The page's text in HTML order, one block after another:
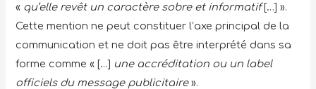
« qu’elle revêt un caractère sobre et informatif[…] ».
Cette mention ne peut constituer l’axe principal de la
communication et ne doit pas être interprété dans sa
forme comme « […] une accréditation ou un label
officiels du message publicitaire».